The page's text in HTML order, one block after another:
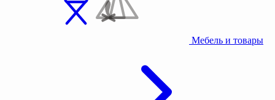
Мебель и товары